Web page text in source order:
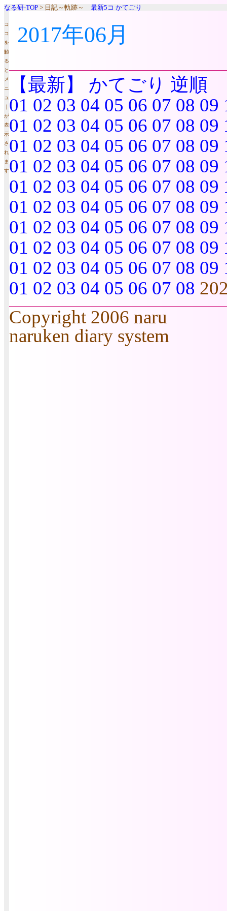
なる研-TOP > 日記～軌跡～ 最新5コ かてごり
コ
コ
を
触
る
と
メ
ニ
ュ
｜
が
表
示
さ
れ
ま
す
2017年06月
【最新】 かてごり 逆順
01 02 03 04 05 06 07 08 09
01 02 03 04 05 06 07 08 09
01 02 03 04 05 06 07 08 09
01 02 03 04 05 06 07 08 09
01 02 03 04 05 06 07 08 09
01 02 03 04 05 06 07 08 09
01 02 03 04 05 06 07 08 09
01 02 03 04 05 06 07 08 09
01 02 03 04 05 06 07 08 09
01 02 03 04 05 06 07 08
Copyright 2006 naru
naruken diary system